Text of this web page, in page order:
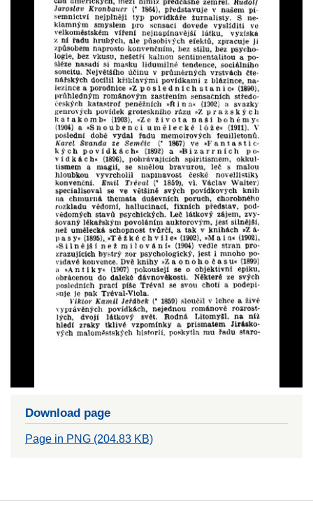
Download page
Page in PNG (204.83 KB)